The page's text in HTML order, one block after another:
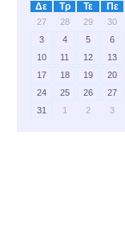
Δε
Τρ Τε Πε
27 28 29 30
3
4 5 6
10
11 12 13
17
18 19 20
24
25 26 27
31
1 2 3